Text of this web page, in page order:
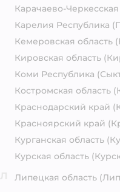
Карачаево-
Карелия Республика
Кемеровская область
Кировская область
Коми Республика
Костромская область
Краснодарский край
Красноярский край
Курганская область
Курская область
Липецкая область